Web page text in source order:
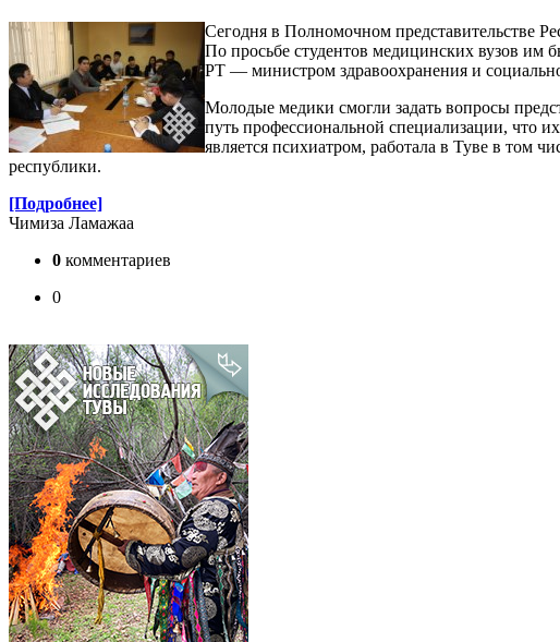
Сегодня в Полномочном представительстве
По просьбе студентов медицинских вузов им
РТ — министром здравоохранения и
Молодые медики смогли задать вопросы
путь профессиональной специализации, что
является психиатром, работала в Туве в том
республики.
[Подробнее]
Чимиза Ламажаа
0 комментариев
0